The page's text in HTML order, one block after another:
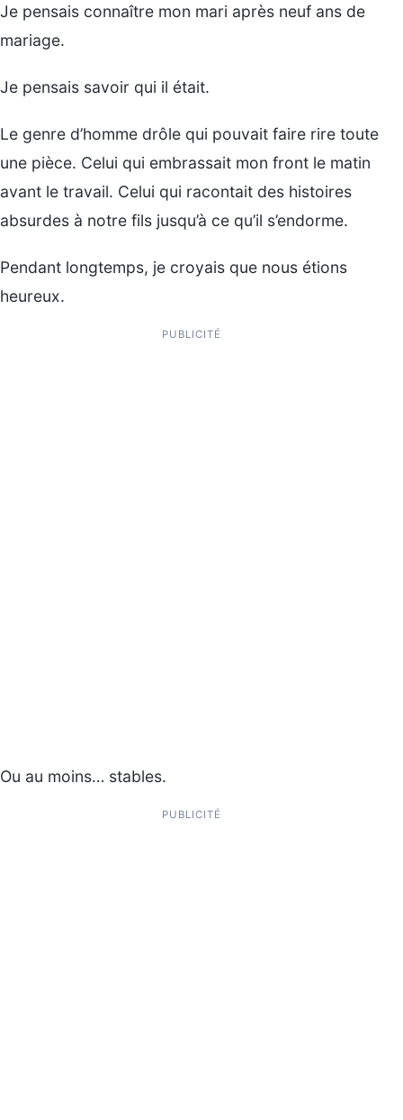
Je pensais connaître mon mari après neuf ans de
mariage.
Je pensais savoir qui il était.
Le genre d’homme drôle qui pouvait faire rire toute
une pièce. Celui qui embrassait mon front le matin
avant le travail. Celui qui racontait des histoires
absurdes à notre fils jusqu’à ce qu’il s’endorme.
Pendant longtemps, je croyais que nous étions
heureux.
PUBLICITÉ
Ou au moins… stables.
PUBLICITÉ